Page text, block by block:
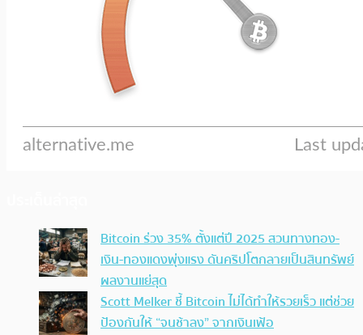
Bitcoin ร่วง 35% ตั้งแต่ปี 2025 สวนทางทอง-
เงิน-ทองแดงพุ่งแรง ดันคริปโตกลายเป็นสินทรัพย์
ผลงานแย่สุด
Scott Melker ชี้ Bitcoin ไม่ได้ทำให้รวยเร็ว แต่ช่วย
ป้องกันให้ “จนช้าลง” จากเงินเฟ้อ